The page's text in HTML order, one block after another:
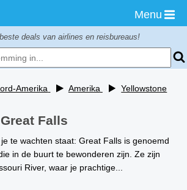
Menu
deals van airlines en reisbureaus!
Amerika Amerika
Yellowstone
Falls
te wachten staat: Great Falls is genoemd
in de buurt te bewonderen zijn. Ze zijn
River, waar je prachtige...